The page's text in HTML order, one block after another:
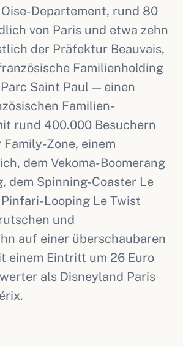
Departement, rund 80
von Paris und etwa zehn
der Präfektur Beauvais,
Familienholding
Saint Paul — einen
Familien-
rund 400.000 Besuchern
Family-Zone, einem
dem Vekoma-Boomerang
dem Spinning-Coaster Le
Looping Le Twist
und
auf einer überschaubaren
einem Eintritt um 26 Euro
als Disneyland Paris